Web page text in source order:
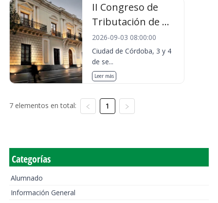
II Congreso de
Tributación de ...
2026-09-03 08:00:00
Ciudad de Córdoba, 3 y 4
de se...
Leer más
7 elementos en total: 1
Categorías
Alumnado
Información General